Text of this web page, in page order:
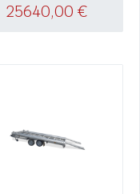
25640,00 €